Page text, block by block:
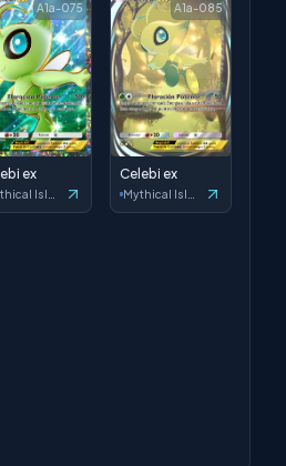
A1a-075
ex
A1a-085
Celebi ex